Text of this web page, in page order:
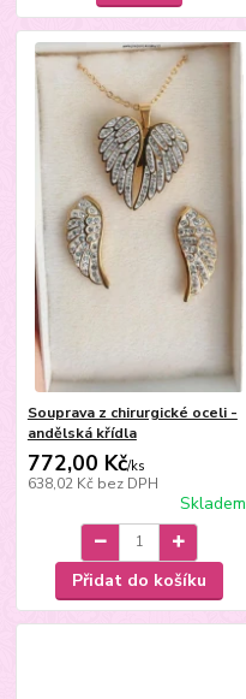
Souprava z chirurgické oceli -
andělská křídla
772,00 Kč/ks
638,02 Kč bez DPH
Skladem
Přidat do košíku